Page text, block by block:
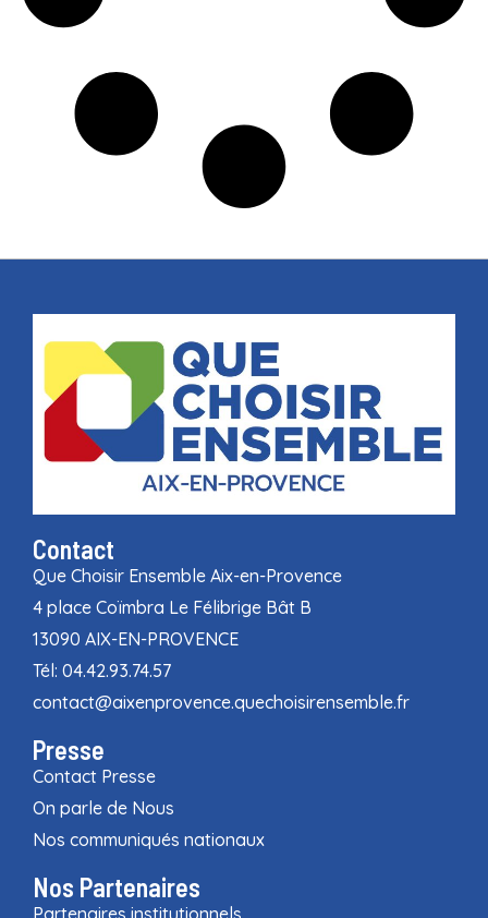
Contact
Que Choisir Ensemble Aix-en-Provence
4 place Coïmbra Le Félibrige Bât B
13090 AIX-EN-PROVENCE
Tél: 04.42.93.74.57
contact@aixenprovence.quechoisirensemble.fr
Presse
Contact Presse
On parle de Nous
Nos communiqués nationaux
Nos Partenaires
Partenaires institutionnels